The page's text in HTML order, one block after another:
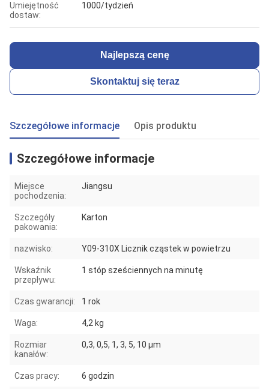
Umiejętność
dostaw:
1000/tydzień
Najlepszą cenę
Skontaktuj się teraz
Szczegółowe informacje Opis produktu
Szczegółowe informacje
Miejsce
pochodzenia:
Jiangsu
Szczegóły
pakowania:
Karton
nazwisko: Y09-310X Licznik cząstek w powietrzu
Wskaźnik
przepływu:
1 stóp sześciennych na minutę
Czas gwarancji: 1 rok
Waga: 4,2 kg
Rozmiar
kanałów:
0,3, 0,5, 1, 3, 5, 10 μm
Czas pracy: 6 godzin